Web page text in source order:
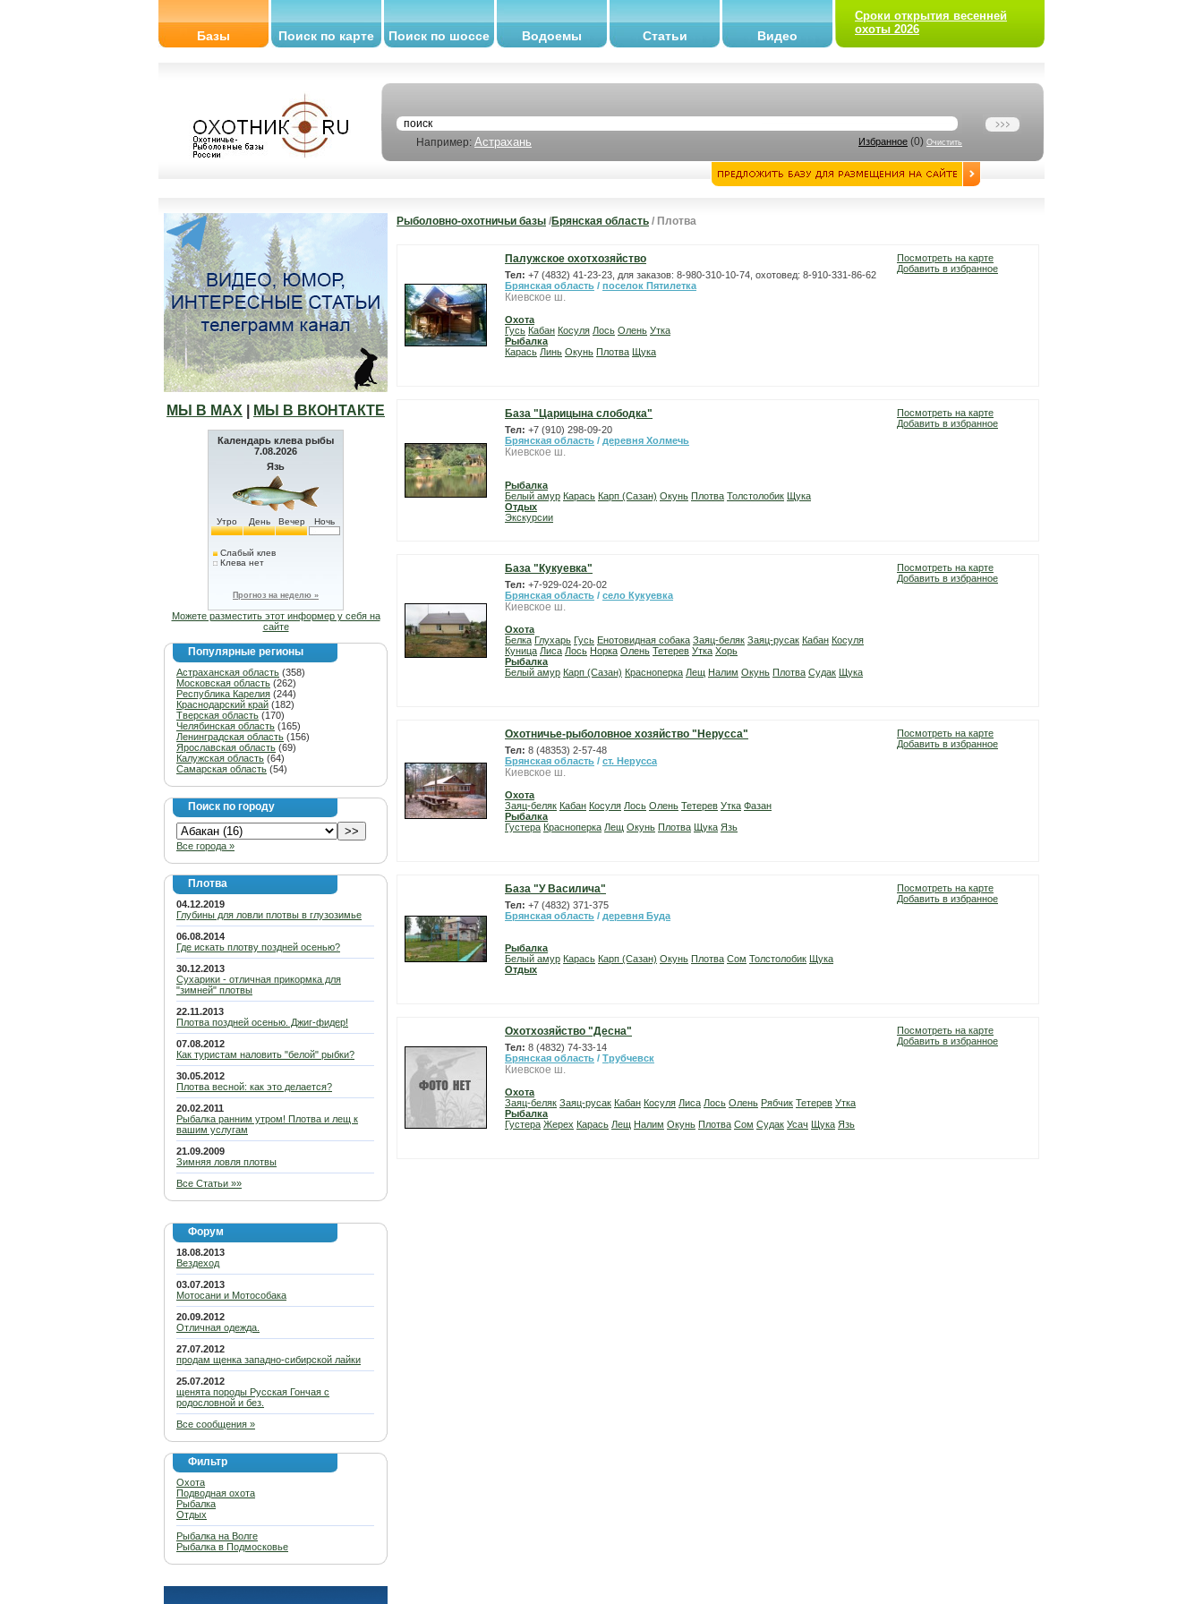
Базы Поиск по карте Поиск по шоссе Водоемы Статьи Видео
Сроки открытия весенней
охоты 2026
Например: Астрахань Избранное (0) Очистить
МЫ В МАХ МЫ В ВКОНТАКТЕ
Календарь клева рыбы
7.08.2026
Язь
Утро День Вечер Ночь
Слабый клев
Клева нет
Прогноз на неделю »
Можете разместить этот информер у себя на
сайте
Популярные регионы
Астраханская область (358)
Московская область (262)
Республика Карелия (244)
Краснодарский край (182)
Тверская область (170)
Челябинская область (165)
Ленинградская область (156)
Ярославская область (69)
Калужская область (64)
Самарская область (54)
Поиск по городу
Все города »
Плотва
04.12.2019
Глубины для ловли плотвы в глузозимье
06.08.2014
Где искать плотву поздней осенью?
30.12.2013
Сухарики - отличная прикормка для
"зимней" плотвы
22.11.2013
Плотва поздней осенью. Джиг-фидер!
07.08.2012
Как туристам наловить "белой" рыбки?
30.05.2012
Плотва весной: как это делается?
20.02.2011
Рыбалка ранним утром! Плотва и лещ к
вашим услугам
21.09.2009
Зимняя ловля плотвы
Все Статьи »»
Форум
18.08.2013
Вездеход
03.07.2013
Мотосани и Мотособака
20.09.2012
Отличная одежда.
27.07.2012
продам щенка западно-сибирской лайки
25.07.2012
щенята породы Русская Гончая с
родословной и без.
Все сообщения »
Фильтр
Охота
Подводная охота
Рыбалка
Отдых
Рыбалка на Волге
Рыбалка в Подмосковье
Рыболовно-охотничьи базы /Брянская область / Плотва
Палужское охотхозяйство
Тел: +7 (4832) 41-23-23, для заказов: 8-980-310-10-74, охотовед: 8-910-331-86-62
Брянская область / поселок Пятилетка
Киевское ш.
Охота
Гусь Кабан Косуля Лось Олень Утка
Рыбалка
Карась Линь Окунь Плотва Щука
Посмотреть на карте
Добавить в избранное
База "Царицына слободка"
Тел: +7 (910) 298-09-20
Брянская область / деревня Холмечь
Киевское ш.
Рыбалка
Белый амур Карась Карп (Сазан) Окунь Плотва Толстолобик Щука
Отдых
Экскурсии
Посмотреть на карте
Добавить в избранное
База "Кукуевка"
Тел: +7-929-024-20-02
Брянская область / село Кукуевка
Киевское ш.
Охота
Белка Глухарь Гусь Енотовидная собака Заяц-беляк Заяц-русак Кабан Косуля
Куница Лиса Лось Норка Олень Тетерев Утка Хорь
Рыбалка
Белый амур Карп (Сазан) Красноперка Лещ Налим Окунь Плотва Судак Щука
Посмотреть на карте
Добавить в избранное
Охотничье-рыболовное хозяйство "Нерусса"
Тел: 8 (48353) 2-57-48
Брянская область / ст. Нерусса
Киевское ш.
Охота
Заяц-беляк Кабан Косуля Лось Олень Тетерев Утка Фазан
Рыбалка
Густера Красноперка Лещ Окунь Плотва Щука Язь
Посмотреть на карте
Добавить в избранное
База "У Василича"
Тел: +7 (4832) 371-375
Брянская область / деревня Буда
Рыбалка
Белый амур Карась Карп (Сазан) Окунь Плотва Сом Толстолобик Щука
Отдых
Посмотреть на карте
Добавить в избранное
Охотхозяйство "Десна"
Тел: 8 (4832) 74-33-14
Брянская область / Трубчевск
Киевское ш.
Охота
Заяц-беляк Заяц-русак Кабан Косуля Лиса Лось Олень Рябчик Тетерев Утка
Рыбалка
Густера Жерех Карась Лещ Налим Окунь Плотва Сом Судак Усач Щука Язь
Посмотреть на карте
Добавить в избранное